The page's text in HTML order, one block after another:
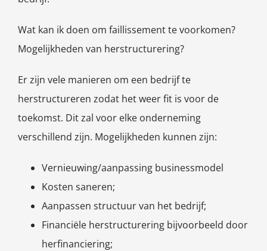
Wat kan ik doen om faillissement te voorkomen?
Mogelijkheden van herstructurering?
Er zijn vele manieren om een bedrijf te
herstructureren zodat het weer fit is voor de
toekomst. Dit zal voor elke onderneming
verschillend zijn. Mogelijkheden kunnen zijn:
Vernieuwing/aanpassing businessmodel
Kosten saneren;
Aanpassen structuur van het bedrijf;
Financiële herstructurering bijvoorbeeld door
herfinanciering;